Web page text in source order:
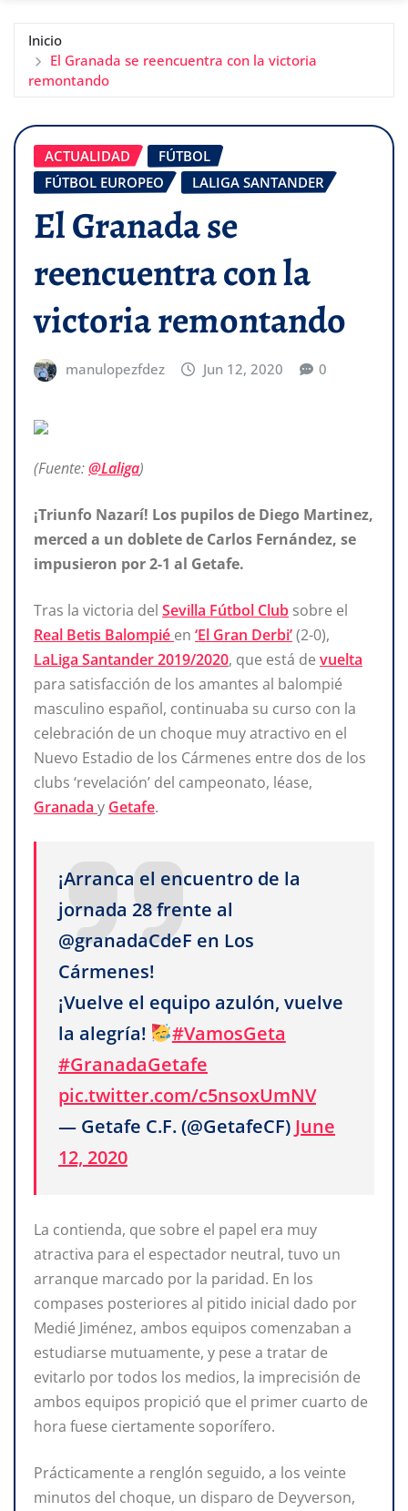
Inicio
El Granada se reencuentra con la victoria
remontando
ACTUALIDAD
FÚTBOL
FÚTBOL EUROPEO
LALIGA SANTANDER
El Granada se
reencuentra con la
victoria remontando
manulopezfdez Jun 12, 2020 0
(Fuente:@Laliga)
¡Triunfo Nazarí! Los pupilos de Diego Martinez,
merced a un doblete de Carlos Fernández, se
impusieron por 2-1 al Getafe.
Tras la victoria del Sevilla Fútbol Club sobre el
Real Betis Balompié en ‘El Gran Derbi’(2-0),
LaLiga Santander 2019/2020, que está de vuelta
para satisfacción de los amantes al balompié
masculino español, continuaba su curso con la
celebración de un choque muy atractivo en el
Nuevo Estadio de los Cármenes entre dos de los
clubs ‘revelación’ del campeonato, léase,
Granada y Getafe.
¡Arranca el encuentro de la
jornada 28 frente al
@granadaCdeF en Los
Cármenes!
¡Vuelve el equipo azulón, vuelve
la alegría!
#VamosGeta
#GranadaGetafe
pic.twitter.com/c5nsoxUmNV
— Getafe C.F. (@GetafeCF) June
12, 2020
La contienda, que sobre el papel era muy
atractiva para el espectador neutral, tuvo un
arranque marcado por la paridad. En los
compases posteriores al pitido inicial dado por
Medié Jiménez, ambos equipos comenzaban a
estudiarse mutuamente, y pese a tratar de
evitarlo por todos los medios, la imprecisión de
ambos equipos propició que el primer cuarto de
hora fuese ciertamente soporífero.
Prácticamente a renglón seguido, a los veinte
minutos del choque, un disparo de Deyverson,